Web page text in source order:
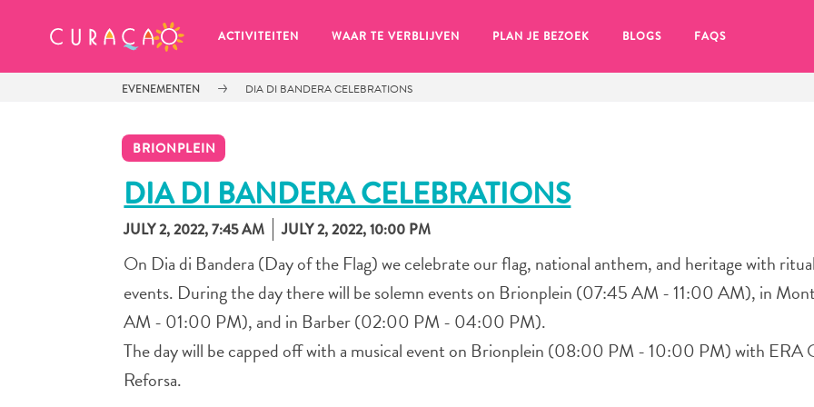
ACTIVITEITEN WAAR TE VERBLIJVEN PLAN JE BEZOEK BLOGS FAQS
EVENEMENTEN DIA DI BANDERA CELEBRATIONS
BRIONPLEIN
DIA DI BANDERA CELEBRATIONS
JULY 2, 2022, 7:45 AM JULY 2, 2022, 10:00 PM
On Dia di Bandera (Day of the Flag) we celebrate our flag, national anthem, and heritage with
events. During the day there will be solemn events on Brionplein (07:45 AM - 11:00 AM), in
AM - 01:00 PM), and in Barber (02:00 PM - 04:00 PM).
The day will be capped off with a musical event on Brionplein (08:00 PM - 10:00 PM) with ERA
Reforsa.
MIJN FAVORIETEN
Zo te zien heb je nog geen
Wanneer je iets op wil slaan om later nog eens te bekijken, klik op het